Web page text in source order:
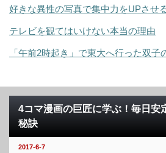
好きな異性の写真で集中力をUPさせ
テレビを観てはいけない本当の理由
「午前2時起き」で東大へ行った双子
4コマ漫画の巨匠に学ぶ！毎日安
秘訣
2017-6-7